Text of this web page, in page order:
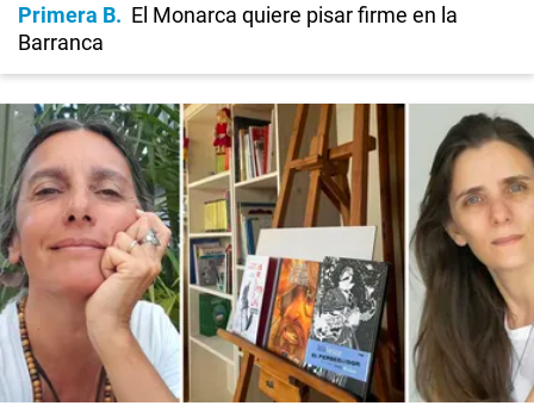
Primera B
El Monarca quiere pisar firme en la
Barranca